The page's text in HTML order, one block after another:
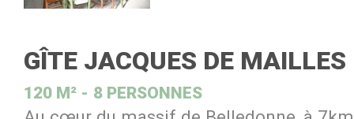
GÎTE JACQUES DE MAILLES
120 M² 8 PERSONNES